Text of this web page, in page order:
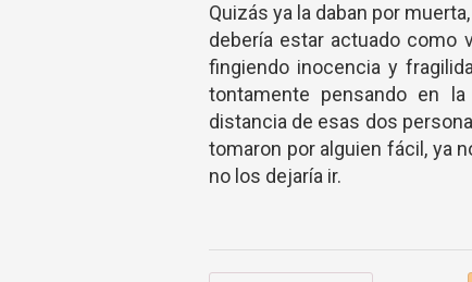
Quizás ya la daban por
debería estar actuado como
fingiendo inocencia y
tontamente pensando en
distancia de esas dos
tomaron por alguien fácil, ya
no los dejaría ir.